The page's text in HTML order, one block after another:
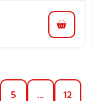
do košíka
5 … 12